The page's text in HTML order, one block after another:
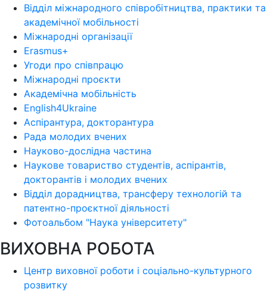
Відділ міжнародного співробітництва, практики та
академічної мобільності
Міжнародні організації
Erasmus+
Угоди про співпрацю
Міжнародні проєкти
Академічна мобільність
English4Ukraine
Аспірантура, докторантура
Рада молодих вчених
Науково-дослідна частина
Наукове товариство студентів, аспірантів,
докторантів і молодих вчених
Відділ дорадництва, трансферу технологій та
патентно-проєктної діяльності
Фотоальбом "Наука університету"
ВИХОВНА РОБОТА
Центр виховної роботи і соціально-культурного
розвитку